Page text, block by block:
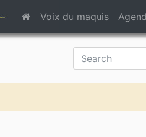
Voix du maquis